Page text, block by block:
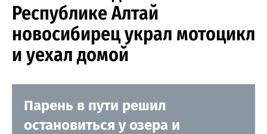
Республике Алтай
новосибирец украл мотоцикл
и уехал домой
Парень в пути решил
остановиться у озера и